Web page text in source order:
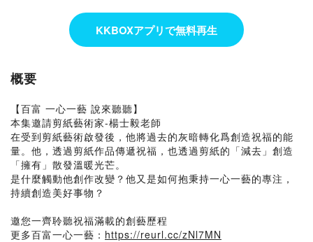
KKBOXアプリで無料再生
概要
【百富 一心一藝 說來聽聽】
本集邀請剪紙藝術家-楊士毅老師
在受到剪紙藝術啟發後，他將過去的灰暗轉化爲創造祝福的能
量。他，透過剪紙作品傳遞祝福，也透過剪紙的「減去」創造
「擁有」散發溫暖光芒。
是什麼觸動他創作改變？他又是如何抱秉持一心一藝的專注，
持續創造美好事物？
邀您一齊聆聽祝福滿載的創藝歷程
更多百富一心一藝： https://reurl.cc/zNl7MN